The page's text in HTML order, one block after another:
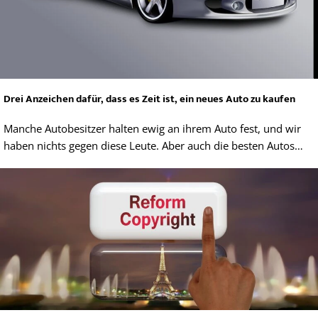
Drei Anzeichen dafür, dass es Zeit ist, ein neues Auto zu kaufen
Manche Autobesitzer halten ewig an ihrem Auto fest, und wir
haben nichts gegen diese Leute. Aber auch die besten Autos…